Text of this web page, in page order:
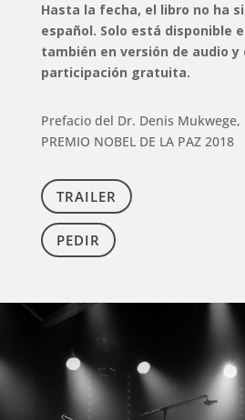
Hasta la fecha, el libro no ha
español. Solo está disponible
también en versión de audio y
participación gratuita.
Prefacio del Dr. Denis Mukwege,
PREMIO NOBEL DE LA PAZ 2018
TRAILER
PEDIR